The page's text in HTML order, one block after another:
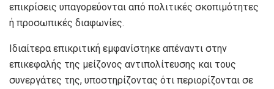
επικρίσεις υπαγορεύονται από πολιτικές σκοπιμότητες
ή προσωπικές διαφωνίες.
Ιδιαίτερα επικριτική εμφανίστηκε απέναντι στην
επικεφαλής της μείζονος αντιπολίτευσης και τους
συνεργάτες της, υποστηρίζοντας ότι περιορίζονται σε